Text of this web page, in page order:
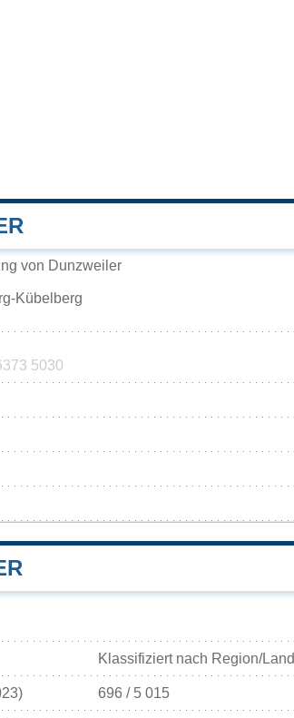
von Dunzweiler
Kübelberg
5030
Klassifiziert nach Region/Land
696 / 5 015